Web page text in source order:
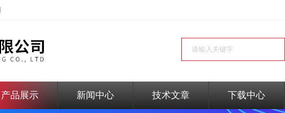
产品展示 新闻中心 技术文章 下载中心